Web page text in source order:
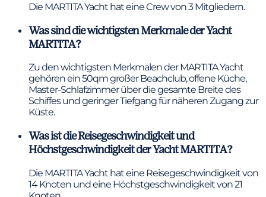
Die MARTITA Yacht hat eine Crew von 3 Mitgliedern.
Was sind die wichtigsten Merkmale der Yacht
MARTITA?
Zu den wichtigsten Merkmalen der MARTITA Yacht
gehören ein 50qm großer Beachclub, offene Küche,
Master-Schlafzimmer über die gesamte Breite des
Schiffes und geringer Tiefgang für näheren Zugang zur
Küste.
Was ist die Reisegeschwindigkeit und
Höchstgeschwindigkeit der Yacht MARTITA?
Die MARTITA Yacht hat eine Reisegeschwindigkeit von
14 Knoten und eine Höchstgeschwindigkeit von 21